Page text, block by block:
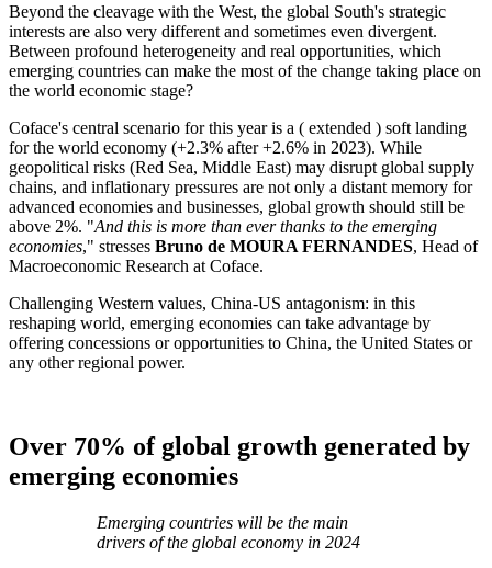
Beyond the cleavage with the West, the global South's strategic
interests are also very different and sometimes even divergent.
Between profound heterogeneity and real opportunities, which
emerging countries can make the most of the change taking place on
the world economic stage?
Coface's central scenario for this year is a ( extended ) soft landing
for the world economy (+2.3% after +2.6% in 2023). While
geopolitical risks (Red Sea, Middle East) may disrupt global supply
chains, and inflationary pressures are not only a distant memory for
advanced economies and businesses, global growth should still be
above 2%. "And this is more than ever thanks to the emerging
economies," stresses Bruno de MOURA FERNANDES, Head of
Macroeconomic Research at Coface.
Challenging Western values, China-US antagonism: in this
reshaping world, emerging economies can take advantage by
offering concessions or opportunities to China, the United States or
any other regional power.
Over 70% of global growth generated by
emerging economies
Emerging countries will be the main
drivers of the global economy in 2024